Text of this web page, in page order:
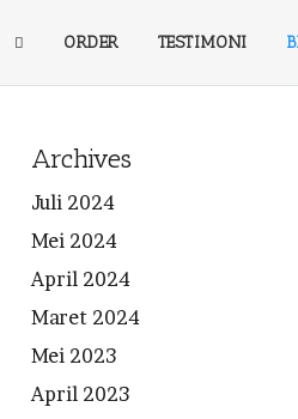
ORDER TESTIMONI
Archives
Juli 2024
Mei 2024
April 2024
Maret 2024
Mei 2023
April 2023